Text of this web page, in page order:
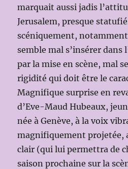
marquait aussi jadis
Jerusalem, presque
scéniquement,
semble mal s’insérer dans
par la mise en scène, mal
rigidité qui doit être le
Magnifique surprise en
d’Eve-Maud Hubeaux,
née à Genève, à la voix
magnifiquement projetée,
clair (qui lui permettra de
saison prochaine sur la